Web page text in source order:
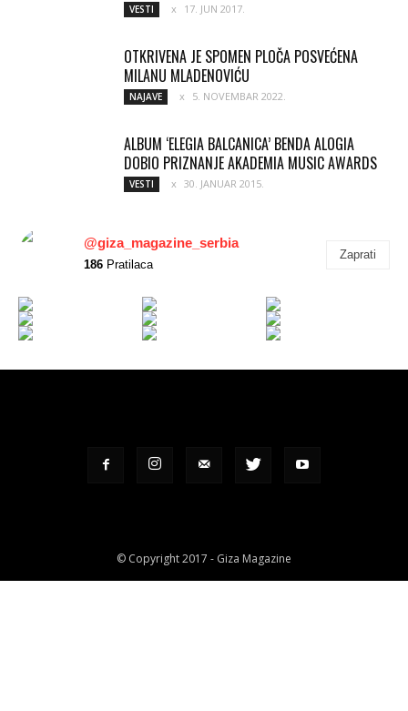
VESTI 17. JUN 2017.
OTKRIVENA JE SPOMEN PLOČA POSVEĆENA
MILANU MLADENOVIĆU
NAJAVE 5. NOVEMBAR 2022.
ALBUM ‘ELEGIA BALCANICA’ BENDA ALOGIA
DOBIO PRIZNANJE AKADEMIA MUSIC AWARDS
VESTI 30. JANUAR 2015.
@giza_magazine_serbia
186 Pratilaca
Zaprati
© Copyright 2017 - Giza Magazine